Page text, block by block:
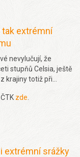
tak extrémní
nevylučují, že
stupňů Celsia, ještě
krajiny totiž při
zde
extrémní srážky